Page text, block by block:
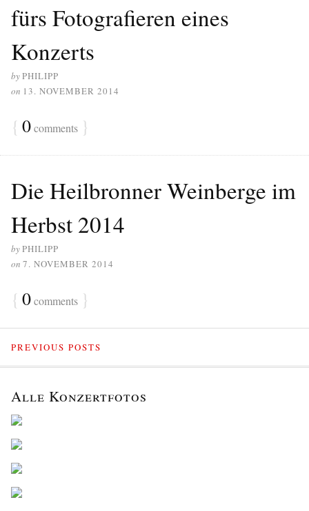
fürs Fotografieren eines
Konzerts
byPHILIPP
on 13. NOVEMBER 2014
{ 0comments }
Die Heilbronner Weinberge im
Herbst 2014
byPHILIPP
on 7. NOVEMBER 2014
{ 0comments }
PREVIOUS POSTS
Alle Konzertfotos